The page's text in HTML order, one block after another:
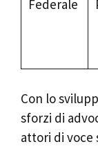
Federale
Con lo
sforzi di
attori di voce